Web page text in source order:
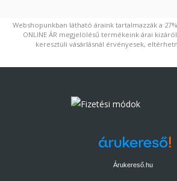
Webshopunkban látható áraink tartalmazzák a
ONLINE ÁR megjelölésű termékeink árai
keresztüli vásárlásnál érvényesek,
Árukereső.hu